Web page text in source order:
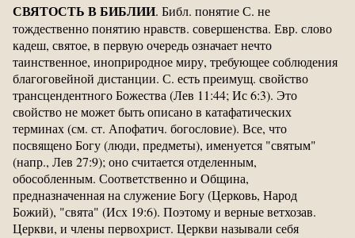
СВЯТОСТЬ В БИБЛИИ. Библ. понятие С. не
тождественно понятию нравств. совершенства. Евр. слово
кадеш, святое, в первую очередь означает нечто
таинственное, иноприродное миру, требующее соблюдения
благоговейной дистанции. С. есть преимущ. свойство
трансцендентного Божества (Лев 11:44; Ис 6:3). Это
свойство не может быть описано в катафатических
терминах (см. ст. Апофатич. богословие). Все, что
посвящено Богу (люди, предметы), именуется "святым"
(напр., Лев 27:9); оно считается отделенным,
обособленным. Соответственно и Община,
предназначенная на служение Богу (Церковь, Народ
Божий), "свята" (Исх 19:6). Поэтому и верные ветхозав.
Церкви, и члены первохрист. Церкви называли себя